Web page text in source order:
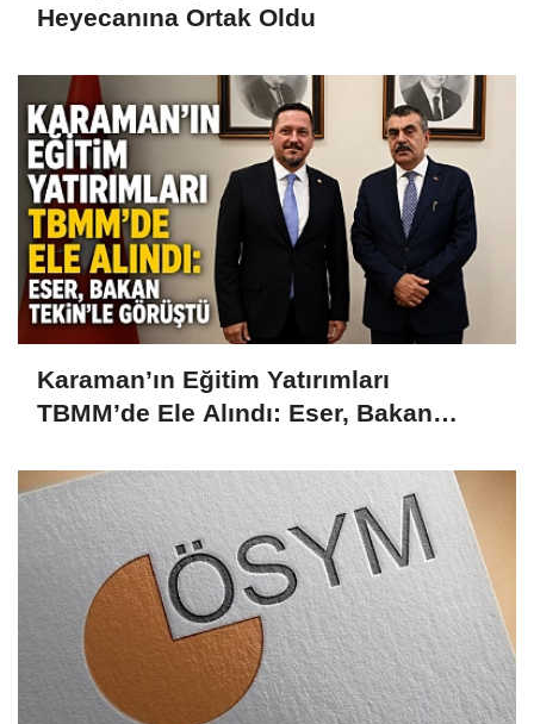
Heyecanına Ortak Oldu
Karaman’ın Eğitim Yatırımları
TBMM’de Ele Alındı: Eser, Bakan